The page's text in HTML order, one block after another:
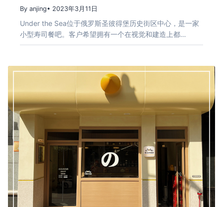
By anjing• 2023年3月11日
Under the Sea位于俄罗斯圣彼得堡历史街区中心，是一家
小型寿司餐吧。客户希望拥有一个在视觉和建造上都…